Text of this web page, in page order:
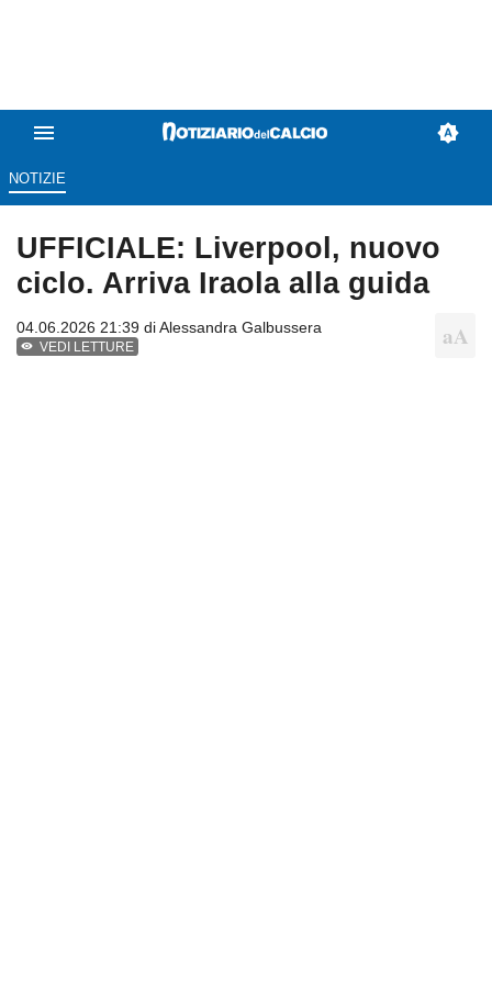
NOTIZIE
UFFICIALE: Liverpool, nuovo
ciclo. Arriva Iraola alla guida
04.06.2026 21:39 diAlessandra Galbussera
VEDI LETTURE